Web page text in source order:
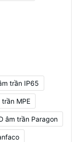
trần IP65
MPE
âm trần Paragon